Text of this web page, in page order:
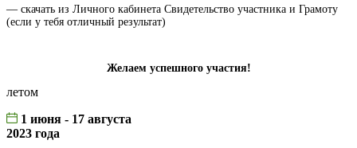
— скачать из Личного кабинета Свидетельство участника и Грамоту
(если у тебя отличный результат)
Желаем успешного участия!
летом
1 июня - 17 августа
2023 года